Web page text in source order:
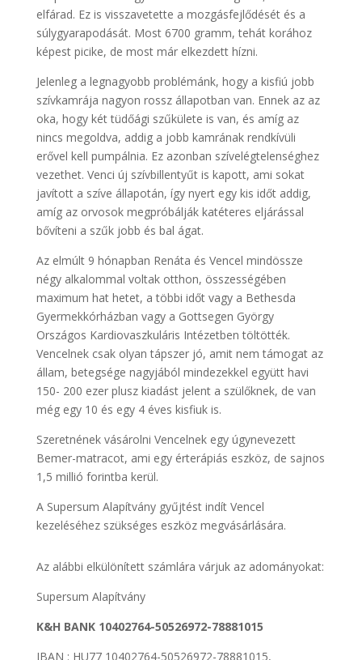
elfárad. Ez is visszavetette a mozgásfejlődését és a
súlygyarapodását. Most 6700 gramm, tehát korához
képest picike, de most már elkezdett hízni.
Jelenleg a legnagyobb problémánk, hogy a kisfiú jobb
szívkamrája nagyon rossz állapotban van. Ennek az az
oka, hogy két tüdőági szűkülete is van, és amíg az
nincs megoldva, addig a jobb kamrának rendkívüli
erővel kell pumpálnia. Ez azonban szívelégtelenséghez
vezethet. Venci új szívbillentyűt is kapott, ami sokat
javított a szíve állapotán, így nyert egy kis időt addig,
amíg az orvosok megpróbálják katéteres eljárással
bővíteni a szűk jobb és bal ágat.
Az elmúlt 9 hónapban Renáta és Vencel mindössze
négy alkalommal voltak otthon, összességében
maximum hat hetet, a többi időt vagy a Bethesda
Gyermekkórházban vagy a Gottsegen György
Országos Kardiovaszkuláris Intézetben töltötték.
Vencelnek csak olyan tápszer jó, amit nem támogat az
állam, betegsége nagyjából mindezekkel együtt havi
150- 200 ezer plusz kiadást jelent a szülőknek, de van
még egy 10 és egy 4 éves kisfiuk is.
Szeretnének vásárolni Vencelnek egy úgynevezett
Bemer-matracot, ami egy érterápiás eszköz, de sajnos
1,5 millió forintba kerül.
A Supersum Alapítvány gyűjtést indít Vencel
kezeléséhez szükséges eszköz megvásárlására.
Az alábbi elkülönített számlára várjuk az adományokat:
Supersum Alapítvány
K&H BANK 10402764-50526972-78881015
IBAN : HU77 10402764-50526972-78881015,